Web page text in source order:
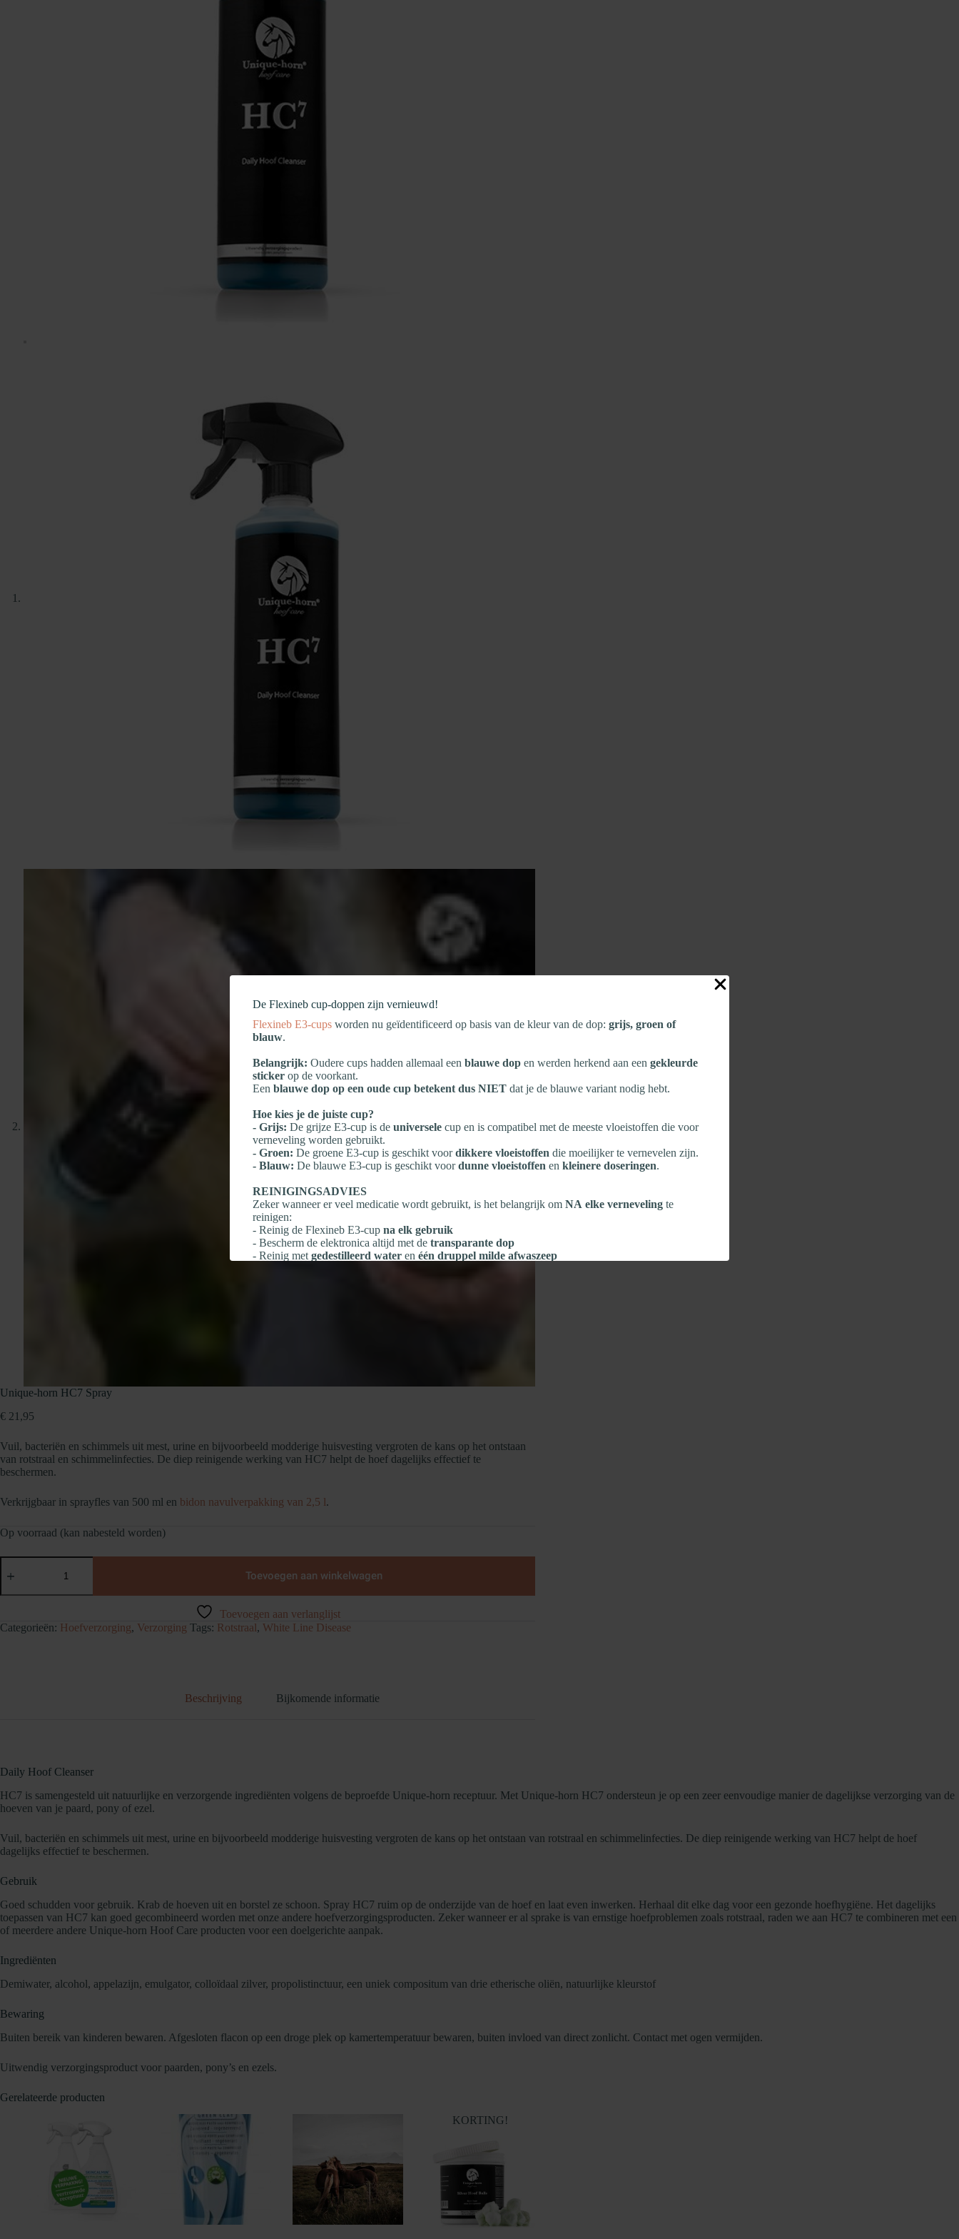
De Flexineb cup‑doppen zijn vernieuwd!
Flexineb E3‑cups worden nu geïdentificeerd op basis van de kleur van de dop: grijs, groen of
blauw.
Belangrijk: Oudere cups hadden allemaal een blauwe dop en werden herkend aan een gekleurde
sticker op de voorkant.
Een blauwe dop op een oude cup betekent dus NIET dat je de blauwe variant nodig hebt.
Hoe kies je de juiste cup?
- Grijs: De grijze E3‑cup is de universele cup en is compatibel met de meeste vloeistoffen die voor
verneveling worden gebruikt.
- Groen: De groene E3‑cup is geschikt voordikkere vloeistoffen die moeilijker te vernevelen zijn.
- Blauw: De blauwe E3‑cup is geschikt voordunne vloeistoffen en kleinere doseringen.
REINIGINGSADVIES
Zeker wanneer er veel medicatie wordt gebruikt, is het belangrijk om NA elke verneveling te
reinigen:
- Reinig de Flexineb E3‑cup na elk gebruik
- Bescherm de elektronica altijd met de transparante dop
- Reinig met gedestilleerd water en één druppel milde afwaszeep
Unique-horn HC7 Spray
€ 21,95
Vuil, bacteriën en schimmels uit mest, urine en bijvoorbeeld modderige huisvesting vergroten de kans op het ontstaan
van rotstraal en schimmelinfecties. De diep reinigende werking van HC7 helpt de hoef dagelijks effectief te
beschermen.
Verkrijgbaar in sprayfles van 500 ml en bidon navulverpakking van 2,5 l.
Op voorraad (kan nabesteld worden)
Unique-
horn
Spray
Toevoegen aan winkelwagen
Toevoegen aan verlanglijst
Categorieën: Hoefverzorging, Verzorging Tags: Rotstraal, White Line Disease
Beschrijving Bijkomende informatie
Daily Hoof Cleanser
HC7 is samengesteld uit natuurlijke en verzorgende ingrediënten volgens de beproefde Unique-horn receptuur. Met Unique-horn HC7 ondersteun je op een zeer eenvoudige manier de dagelijkse verzorging van de
hoeven van je paard, pony of ezel.
Vuil, bacteriën en schimmels uit mest, urine en bijvoorbeeld modderige huisvesting vergroten de kans op het ontstaan van rotstraal en schimmelinfecties. De diep reinigende werking van HC7 helpt de hoef
dagelijks effectief te beschermen.
Gebruik
Goed schudden voor gebruik. Krab de hoeven uit en borstel ze schoon. Spray HC7 ruim op de onderzijde van de hoef en laat even inwerken. Herhaal dit elke dag voor een gezonde hoefhygiëne. Het dagelijks
toepassen van HC7 kan goed gecombineerd worden met onze andere hoefverzorgingsproducten. Zeker wanneer er al sprake is van ernstige hoefproblemen zoals rotstraal, raden we aan HC7 te combineren met een
of meerdere andere Unique-horn Hoof Care producten voor een doelgerichte aanpak.
Ingrediënten
Demiwater, alcohol, appelazijn, emulgator, colloïdaal zilver, propolistinctuur, een uniek compositum van drie etherische oliën, natuurlijke kleurstof
Bewaring
Buiten bereik van kinderen bewaren. Afgesloten flacon op een droge plek op kamertemperatuur bewaren, buiten invloed van direct zonlicht. Contact met ogen vermijden.
Uitwendig verzorgingsproduct voor paarden, pony’s en ezels.
Gerelateerde producten
KORTING!